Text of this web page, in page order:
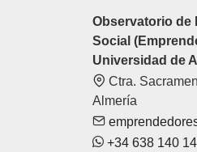
Observatorio de
Social
Universidad de
Ctra.
Almería
+34 638 140